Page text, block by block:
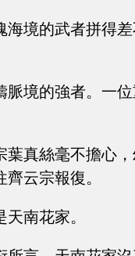
海境的武者拼得
脈境的強者。一
葉真絲毫不擔心
云宗報復。
南花家。